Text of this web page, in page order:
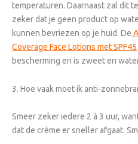
temperaturen. Daarnaast zal dit
zeker dat je geen product op
kunnen bevriezen op je huid. De
Coverage Face Lotions met SPF45
bescherming en is zweet en
3. Hoe vaak moet ik anti-
Smeer zeker iedere 2 à 3 uur,
dat de crème er sneller afgaat.